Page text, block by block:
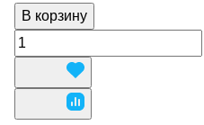
В корзину